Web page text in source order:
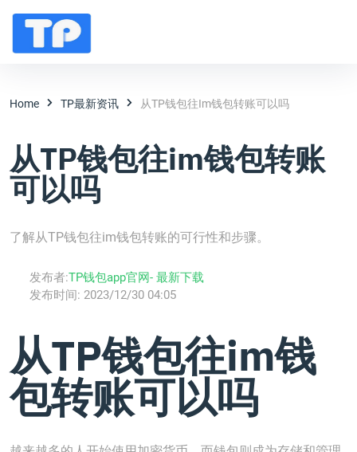
Home TP最新资讯 从TP钱包往im钱包转账可以吗
从TP钱包往im钱包转账
可以吗
了解从TP钱包往im钱包转账的可行性和步骤。
发布者:TP钱包app官网- 最新下载
发布时间: 2023/12/30 04:05
从TP钱包往im钱
包转账可以吗